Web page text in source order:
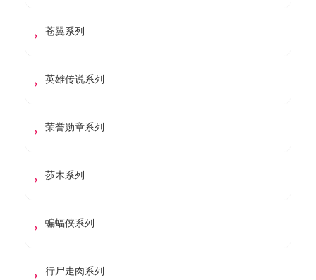
苍翼系列
英雄传说系列
荣誉勋章系列
莎木系列
蝙蝠侠系列
行尸走肉系列